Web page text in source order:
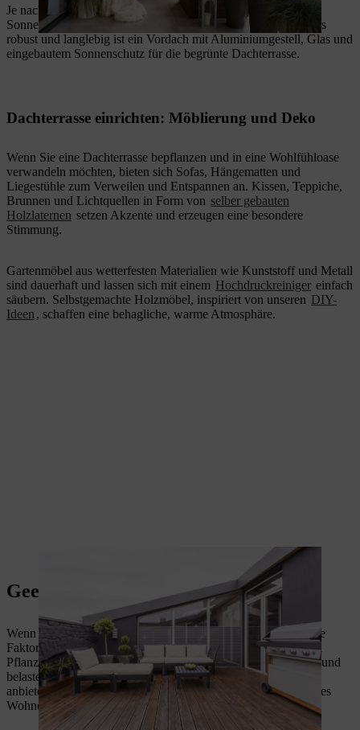
Je nach Geschmack und Bedarf reicht manchmal schon ein
Sonnenschirm oder ein fest montiertes Sonnensegel. Besonders
robust und langlebig ist ein Vordach mit Aluminiumgestell, Glas und
eingebautem Sonnenschutz für die begrünte Dachterrasse.
Dachterrasse einrichten: Möblierung und Deko
Wenn Sie eine Dachterrasse bepflanzen und in eine Wohlfühloase
verwandeln möchten, bieten sich Sofas, Hängematten und
Liegestühle zum Verweilen und Entspannen an. Kissen, Teppiche,
Brunnen und Lichtquellen in Form von selber gebauten
Holzlaternen setzen Akzente und erzeugen eine besondere
Stimmung.
Gartenmöbel aus wetterfesten Materialien wie Kunststoff und Metall
sind dauerhaft und lassen sich mit einem Hochdruckreiniger einfach
säubern. Selbstgemachte Holzmöbel, inspiriert von unseren DIY-
Ideen , schaffen eine behagliche, warme Atmosphäre.
Geeignete Pflanzen & Bäume
Wenn Sie Ihre Dachterrasse bepflanzen möchten, gibt es einige
Faktoren zu beachten. Zum einen haben die mit Erde gefüllten
Pflanzenkübel undbepflanzte Hochbeete
einiges an Gewicht und
belasten das Dach. Welche Pflanzen sich für die Dachterrasse
anbieten, hängt zudem von den klimatischen Bedingungen Ihres
Wohnortes ab.